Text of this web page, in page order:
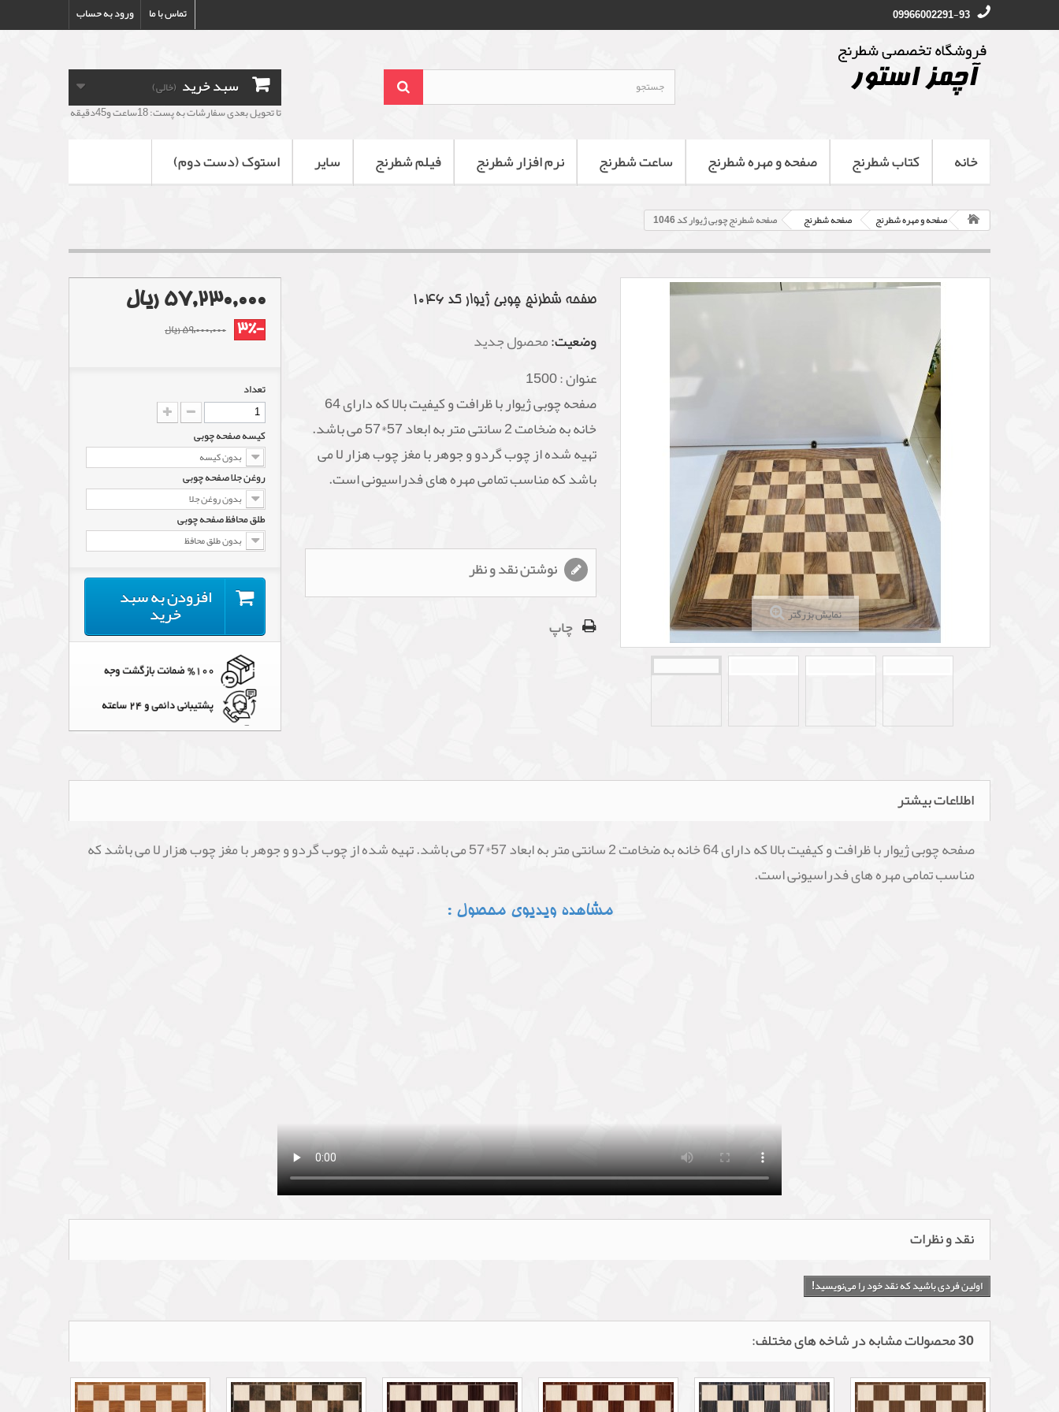
ورود به حساب تماس با ما 09966002291-93
سبد خرید (خالی)
تا تحویل بعدی سفارشات به پست: 18ساعت و45دقیقه
خانه کتاب شطرنج صفحه و مهره شطرنج ساعت شطرنج نرم افزار شطرنج فیلم شطرنج سایر استوک (دست دوم)
صفحه و مهره شطرنج صفحه شطرنج صفحه شطرنج چوبی ژیوار کد 1046
نمایش بزرگتر
صفحه شطرنج چوبی ژیوار کد 1046
وضعیت:محصول جدید
عنوان :1500
صفحه چوبی ژیوار با ظرافت و کیفیت بالا که دارای 64
خانه به ضخامت 2 سانتی متر به ابعاد 57*57 می باشد.
تهیه شده از چوب گردو و جوهر با مغز چوب هزار لا می
باشد که مناسب تمامی مهره های فدراسیونی است.
نوشتن نقد و نظر
چاپ
57,230,000 ریال
-3% 59,000,000 ریال
تعداد
کیسه صفحه چوبی
بدون کیسه
روغن جلا صفحه چوبی
بدون روغن جلا
طلق محافظ صفحه چوبی
بدون طلق محافظ
افزودن به سبد
خرید
اطلاعات بیشتر
صفحه چوبی ژیوار با ظرافت و کیفیت بالا که دارای 64 خانه به ضخامت 2 سانتی متر به ابعاد 57*57 می باشد. تهیه شده از چوب گردو و جوهر با مغز چوب هزار لا می باشد که
مناسب تمامی مهره های فدراسیونی است.
مشاهده ویدیوی محصول :
نقد و نظرات
اولین فردی باشید که نقد خود را می‌نویسید!
30 محصولات مشابه در شاخه های مختلف: